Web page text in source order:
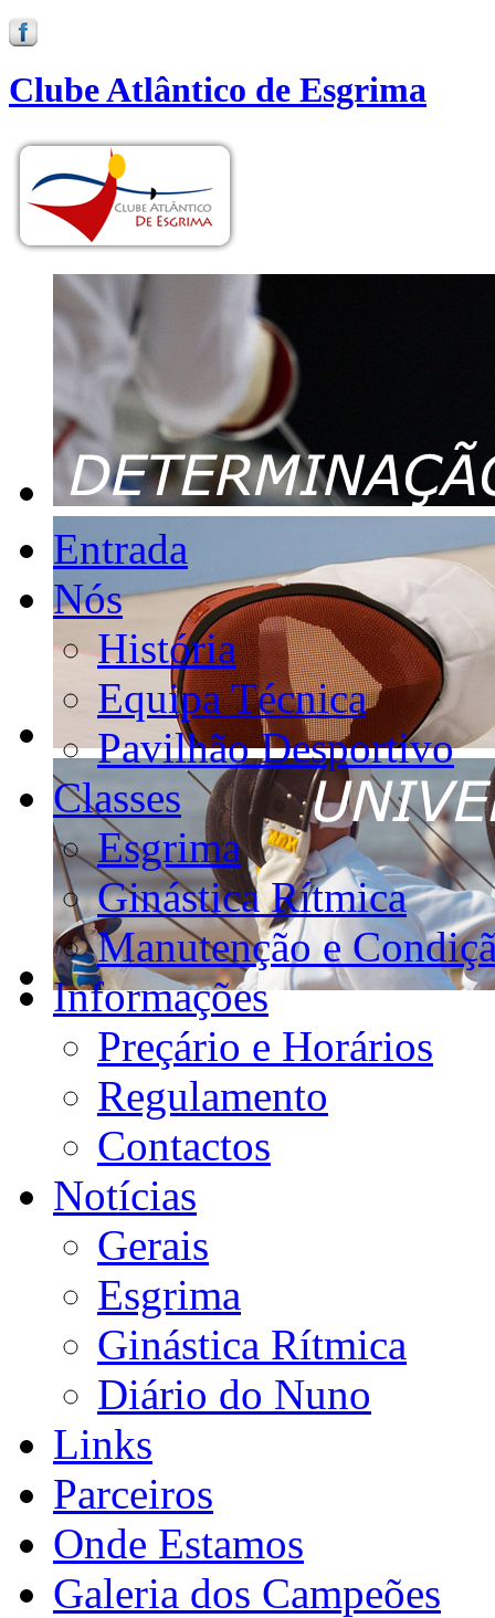
Clube Atlântico de Esgrima
Entrada
Nós
História
Equipa Técnica
Pavilhão Desportivo
Classes
Esgrima
Ginástica Rítmica
Manutenção e
Informações
Preçário e Horários
Regulamento
Contactos
Notícias
Gerais
Esgrima
Ginástica Rítmica
Diário do Nuno
Links
Parceiros
Onde Estamos
Galeria dos Campeões